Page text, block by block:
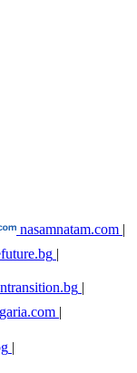
nasamnatam.com |
|
|
|